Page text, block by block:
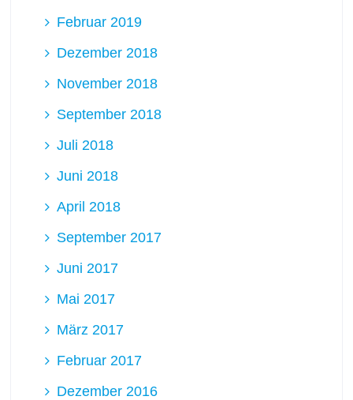
Februar 2019
Dezember 2018
November 2018
September 2018
Juli 2018
Juni 2018
April 2018
September 2017
Juni 2017
Mai 2017
März 2017
Februar 2017
Dezember 2016